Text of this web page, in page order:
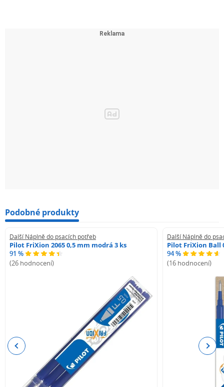
Podobné produkty
Další Náplně do psacích potřeb
Pilot FriXion 2065 0,5 mm modrá 3 ks
91 %
(26 hodnocení)
Další Náplně do
Pilot FriXion Ball
94 %
(16 hodnocení)
Previous Next